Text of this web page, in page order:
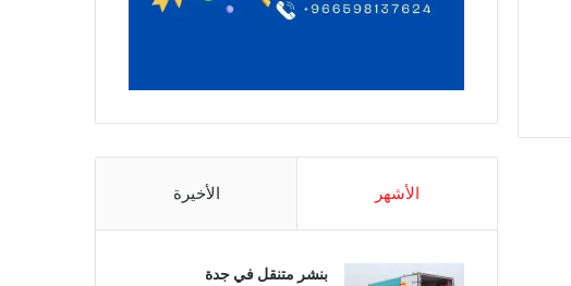
الأشهر الأخيرة
بنشر متنقل في جدة